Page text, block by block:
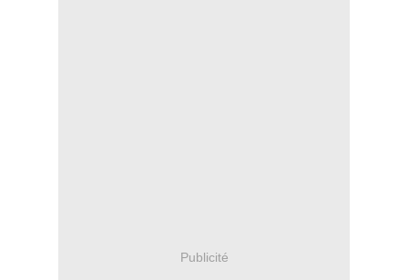
Publicité